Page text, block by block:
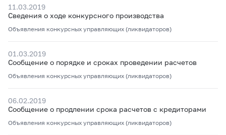
11.03.2019
Сведения о ходе конкурсного производства
Объявления конкурсных управляющих (ликвидаторов)
01.03.2019
Сообщение о порядке и сроках проведении расчетов
Объявления конкурсных управляющих (ликвидаторов)
06.02.2019
Сообщение о продлении срока расчетов с кредиторами
Объявления конкурсных управляющих (ликвидаторов)